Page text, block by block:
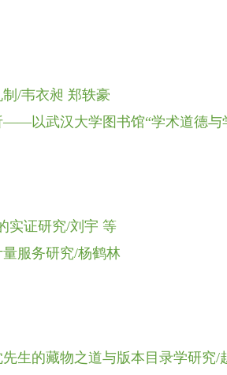
/韦衣昶 郑轶豪
以武汉大学图书馆“学术道德与
实证研究/刘宇 等
服务研究/杨鹤林
生的藏物之道与版本目录学研究/